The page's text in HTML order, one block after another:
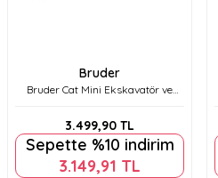
Bruder
Bruder Cat Mini Ekskavatör ve
3.499,90 TL
Sepette %10 indirim
3.149,91 TL